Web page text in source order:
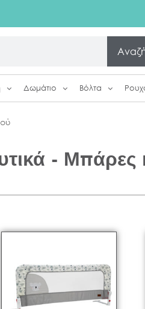
Δωμάτιο Βόλτα
- Μπάρες